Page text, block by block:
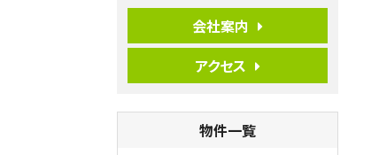
第7位
3,680万円
4ＳＬＤＫ
バ15分・歩1分
リビングダイニング部分の床暖房完備 車
会社案内
アクセス
物件一覧